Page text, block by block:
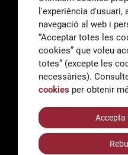
General
Informació
l'experiència
navegació al web i
“Acceptar totes les
cookies” que voleu
totes” (excepte les
necessàries).
cookies per obtenir
Accepta